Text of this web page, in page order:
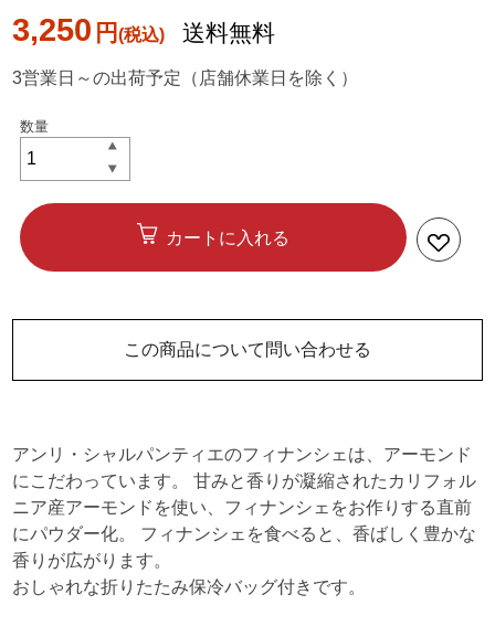
3,250 円 送料無料
3営業日～の出荷予定（店舗休業日を除く）
カートに入れる
この商品について問い合わせる
アンリ・シャルパンティエのフィナンシェは、アーモンド
にこだわっています。 甘みと香りが凝縮されたカリフォル
ニア産アーモンドを使い、フィナンシェをお作りする直前
にパウダー化。 フィナンシェを食べると、香ばしく豊かな
香りが広がります。
おしゃれな折りたたみ保冷バッグ付きです。